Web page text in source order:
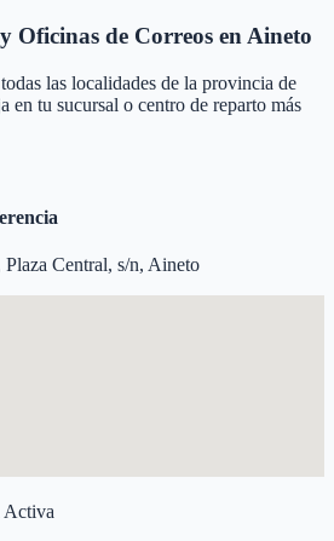
Oficinas de Correos en Aineto
las localidades de la provincia de
en tu sucursal o centro de reparto más
Central, s/n, Aineto
Activa